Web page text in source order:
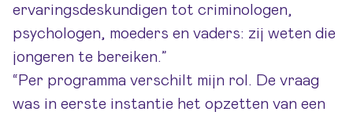
ervaringsdeskundigen tot criminologen,
psychologen, moeders en vaders: zij weten die
jongeren te bereiken.”
“Per programma verschilt mijn rol. De vraag
was in eerste instantie het opzetten van een